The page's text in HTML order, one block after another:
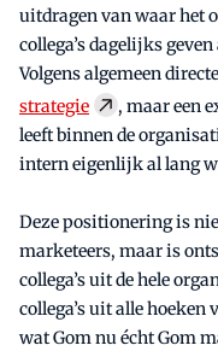
uitdragen van waar het
collega’s dagelijks
Volgens algemeen
strategie
, maar een
leeft binnen de
intern eigenlijk al lang
Deze positionering is
marketeers, maar is
collega’s uit de hele
collega’s uit alle
wat Gom nu écht Gom